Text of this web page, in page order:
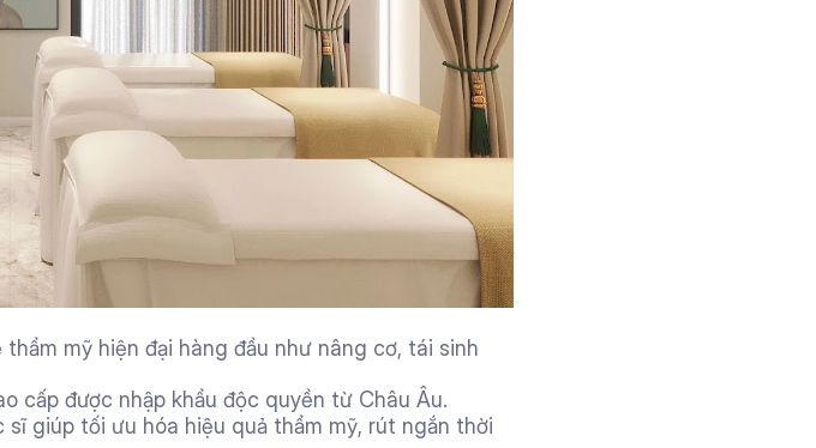
mỹ hiện đại hàng đầu như nâng cơ, tái sinh
cấp được nhập khẩu độc quyền từ Châu Âu.
giúp tối ưu hóa hiệu quả thẩm mỹ, rút ngắn thời